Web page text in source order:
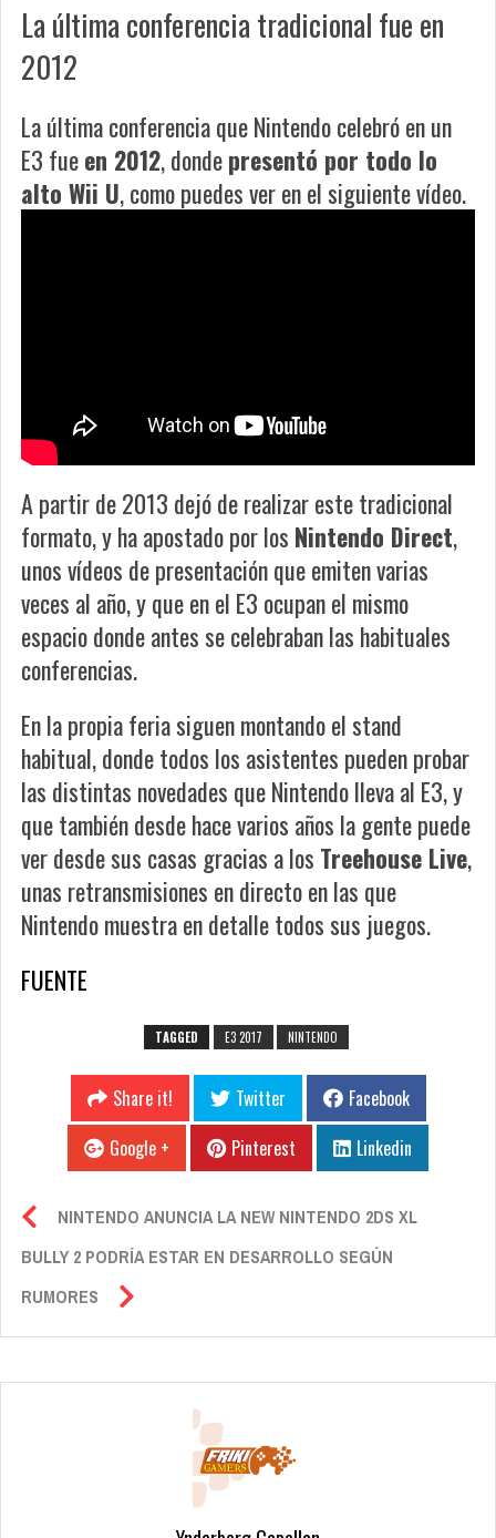
La última conferencia tradicional fue en
2012
La última conferencia que Nintendo celebró en un
E3 fueen 2012, dondepresentó por todo lo
alto Wii U, como puedes ver en el siguiente vídeo.
A partir de 2013 dejó de realizar este tradicional
formato, y ha apostado por los Nintendo Direct,
unos vídeos de presentación que emiten varias
veces al año, y que en el E3 ocupan el mismo
espacio donde antes se celebraban las habituales
conferencias.
En la propia feria siguen montando el stand
habitual, donde todos los asistentes pueden probar
las distintas novedades que Nintendo lleva al E3, y
que también desde hace varios años la gente puede
ver desde sus casas gracias a los Treehouse Live,
unas retransmisiones en directo en las que
Nintendo muestra en detalle todos sus juegos.
FUENTE
TAGGED E3 2017 NINTENDO
Share it! Twitter
Facebook
Google +
Pinterest Linkedin
NINTENDO ANUNCIA LA NEW NINTENDO 2DS XL
BULLY 2 PODRÍA ESTAR EN DESARROLLO SEGÚN
RUMORES